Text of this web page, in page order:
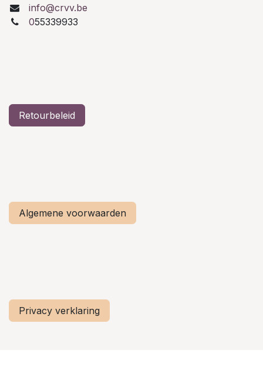
info@crvv.be
055339933
Retourbeleid
Algemene voorwaarden
Privacy verklaring